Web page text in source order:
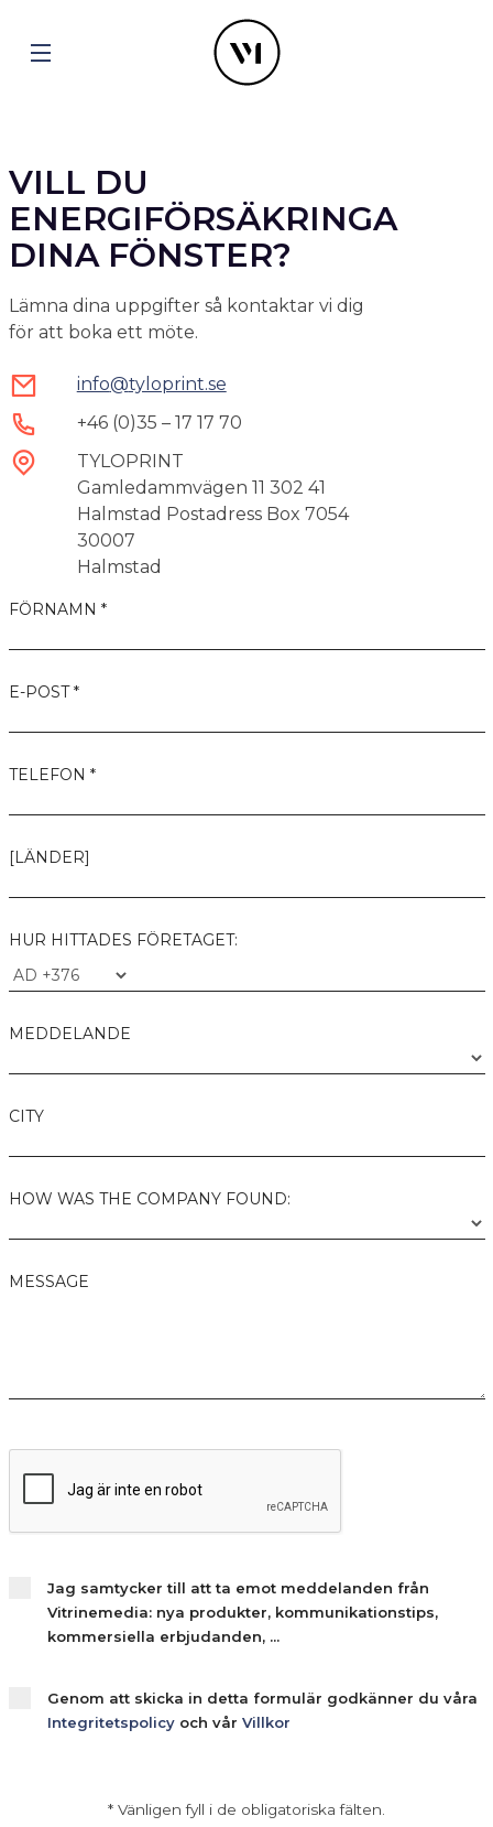
VILL DU
ENERGIFÖRSÄKRINGA
DINA FÖNSTER?
Lämna dina uppgifter så kontaktar vi dig
för att boka ett möte.
info@tyloprint.se
+46 (0)35 – 17 17 70
TYLOPRINT
Gamledammvägen 11 302 41
Halmstad Postadress Box 7054
30007
Halmstad
FÖRNAMN *
E-POST *
TELEFON *
[LÄNDER]
HUR HITTADES FÖRETAGET:
MEDDELANDE
CITY
HOW WAS THE COMPANY FOUND:
MESSAGE
Jag samtycker till att ta emot meddelanden från
Vitrinemedia: nya produkter, kommunikationstips,
kommersiella erbjudanden, ...
Genom att skicka in detta formulär godkänner du våra
Integritetspolicyoch vår Villkor
* Vänligen fyll i de obligatoriska fälten.